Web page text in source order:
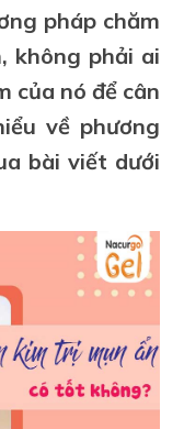
pháp chăm
không phải ai
của nó để cân
về phương
bài viết dưới